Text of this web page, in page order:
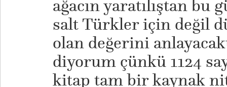
ağacın yaratılıştan bu
salt Türkler için değil
olan değerini
diyorum çünkü 1124
kitap tam bir kaynak